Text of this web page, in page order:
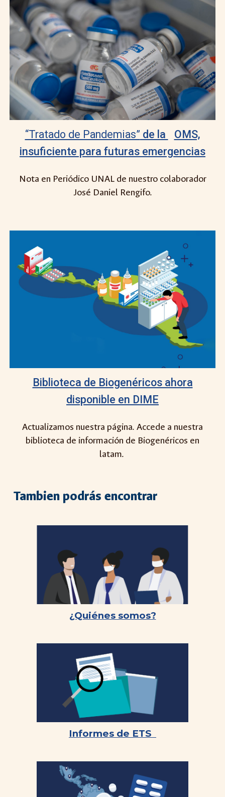
“Tratado de Pandemias” de la
OMS,
insuficiente para futuras emergencias
Nota en Periódico UNAL de nuestro colaborador
José Daniel Rengifo.
Biblioteca de Biogenéricos ahora
disponible en DIME
Actualizamos nuestra página. Accede a nuestra
biblioteca de información de Biogenéricos en
latam.
Tambien podrás encontrar
¿Quiénes somos?
Informes de ETS